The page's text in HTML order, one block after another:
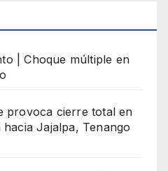
| Choque múltiple en
provoca cierre total en
Jajalpa, Tenango